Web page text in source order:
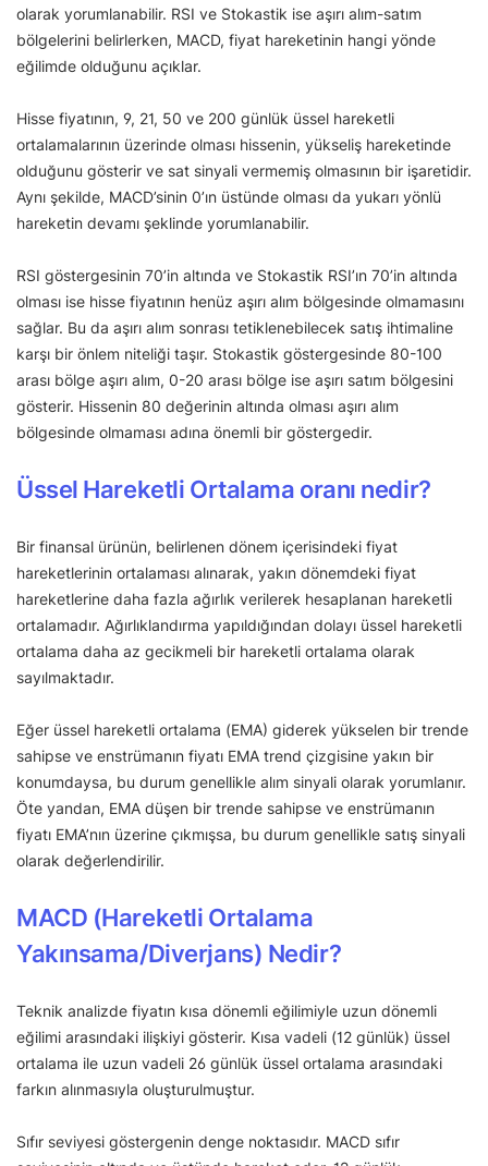
olarak yorumlanabilir. RSI ve Stokastik ise aşırı alım-satım
bölgelerini belirlerken, MACD, fiyat hareketinin hangi yönde
eğilimde olduğunu açıklar.
Hisse fiyatının, 9, 21, 50 ve 200 günlük üssel hareketli
ortalamalarının üzerinde olması hissenin, yükseliş hareketinde
olduğunu gösterir ve sat sinyali vermemiş olmasının bir işaretidir.
Aynı şekilde, MACD’sinin 0’ın üstünde olması da yukarı yönlü
hareketin devamı şeklinde yorumlanabilir.
RSI göstergesinin 70’in altında ve Stokastik RSI’ın 70’in altında
olması ise hisse fiyatının henüz aşırı alım bölgesinde olmamasını
sağlar. Bu da aşırı alım sonrası tetiklenebilecek satış ihtimaline
karşı bir önlem niteliği taşır. Stokastik göstergesinde 80-100
arası bölge aşırı alım, 0-20 arası bölge ise aşırı satım bölgesini
gösterir. Hissenin 80 değerinin altında olması aşırı alım
bölgesinde olmaması adına önemli bir göstergedir.
Üssel Hareketli Ortalama oranı nedir?
Bir finansal ürünün, belirlenen dönem içerisindeki fiyat
hareketlerinin ortalaması alınarak, yakın dönemdeki fiyat
hareketlerine daha fazla ağırlık verilerek hesaplanan hareketli
ortalamadır. Ağırlıklandırma yapıldığından dolayı üssel hareketli
ortalama daha az gecikmeli bir hareketli ortalama olarak
sayılmaktadır.
Eğer üssel hareketli ortalama (EMA) giderek yükselen bir trende
sahipse ve enstrümanın fiyatı EMA trend çizgisine yakın bir
konumdaysa, bu durum genellikle alım sinyali olarak yorumlanır.
Öte yandan, EMA düşen bir trende sahipse ve enstrümanın
fiyatı EMA’nın üzerine çıkmışsa, bu durum genellikle satış sinyali
olarak değerlendirilir.
MACD (Hareketli Ortalama
Yakınsama/Diverjans) Nedir?
Teknik analizde fiyatın kısa dönemli eğilimiyle uzun dönemli
eğilimi arasındaki ilişkiyi gösterir. Kısa vadeli (12 günlük) üssel
ortalama ile uzun vadeli 26 günlük üssel ortalama arasındaki
farkın alınmasıyla oluşturulmuştur.
Sıfır seviyesi göstergenin denge noktasıdır. MACD sıfır